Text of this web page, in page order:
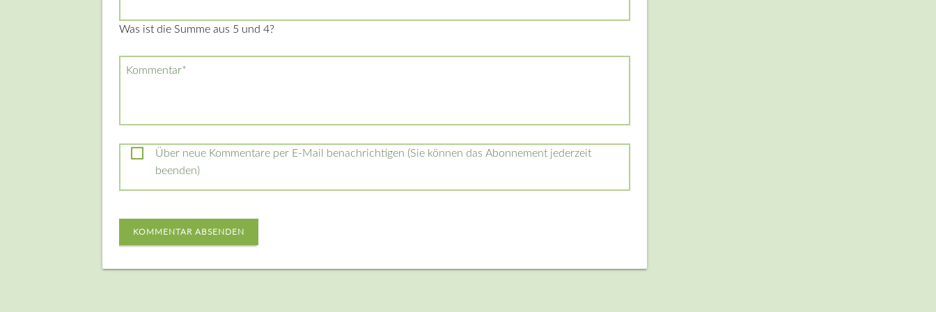
Was ist die Summe aus 5 und 4?
Pflichtfeld
Kommentar*
Über neue Kommentare per E-Mail benachrichtigen (Sie können das Abonnement jederzeit
beenden)
KOMMENTAR ABSENDEN